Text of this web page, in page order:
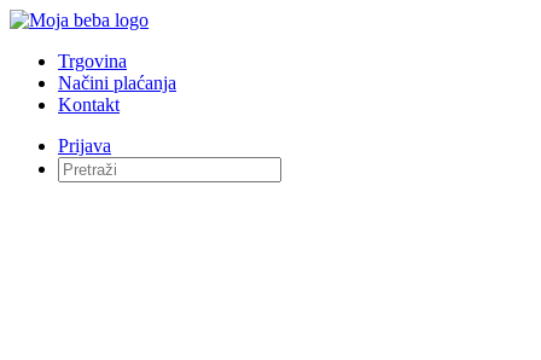
Trgovina
Načini plaćanja
Kontakt
Prijava